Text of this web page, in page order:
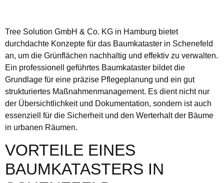
Tree Solution GmbH & Co. KG in Hamburg bietet
durchdachte Konzepte für das Baumkataster in Schenefeld
an, um die Grünflächen nachhaltig und effektiv zu verwalten.
Ein professionell geführtes Baumkataster bildet die
Grundlage für eine präzise Pflegeplanung und ein gut
strukturiertes Maßnahmenmanagement. Es dient nicht nur
der Übersichtlichkeit und Dokumentation, sondern ist auch
essenziell für die Sicherheit und den Werterhalt der Bäume
in urbanen Räumen.
VORTEILE EINES
BAUMKATASTERS IN